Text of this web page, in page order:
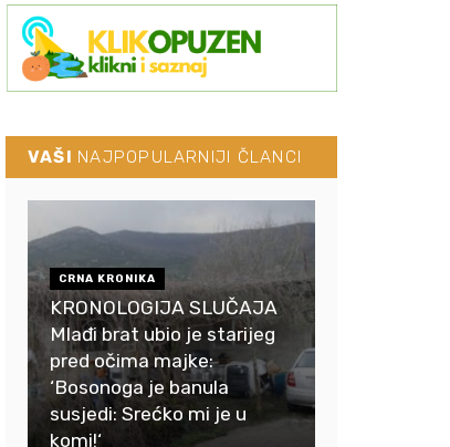
VAŠI NAJPOPULARNIJI ČLANCI
CRNA KRONIKA
KRONOLOGIJA SLUČAJA
Mlađi brat ubio je starijeg
pred očima majke:
‘Bosonoga je banula
susjedi: Srećko mi je u
komi!‘